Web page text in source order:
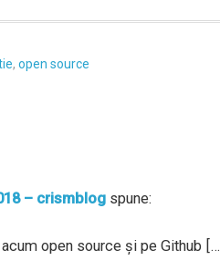
, open source
– crismblog spune:
open source și pe Github […]